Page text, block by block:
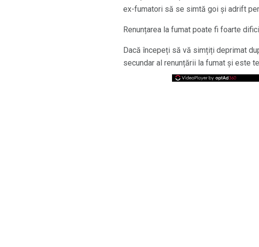
ex-fumatori să se simtă goi și adrift
Renunțarea la fumat poate fi foarte
Dacă începeți să vă simțiți deprimat
secundar al renunțării la fumat și este